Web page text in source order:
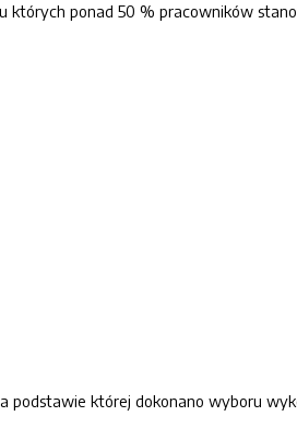
których ponad 50 % pracowników
podstawie której dokonano wyboru